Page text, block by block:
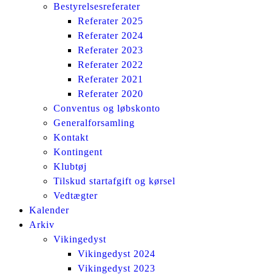
Bestyrelsesreferater
Referater 2025
Referater 2024
Referater 2023
Referater 2022
Referater 2021
Referater 2020
Conventus og løbskonto
Generalforsamling
Kontakt
Kontingent
Klubtøj
Tilskud startafgift og kørsel
Vedtægter
Kalender
Arkiv
Vikingedyst
Vikingedyst 2024
Vikingedyst 2023